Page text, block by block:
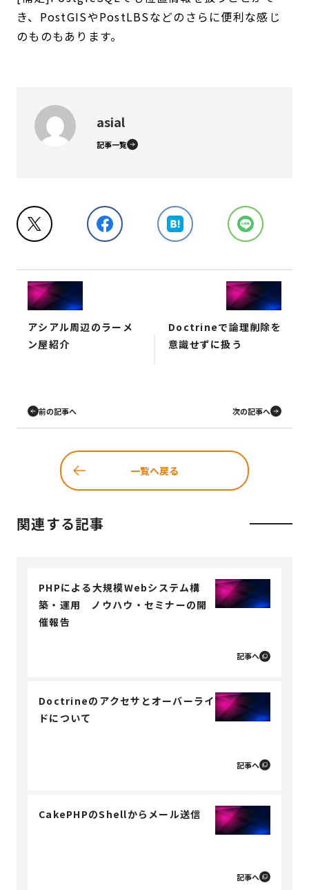
き、PostGISやPostLBSなどのさらに便利な感じ
のものもあります。
asial
記事一覧
アシアル周辺のラーメ
ン屋紹介
前の記事へ
Doctrineで論理削除を
意識せずに扱う
次の記事へ
一覧へ戻る
関連する記事
PHPによる大規模Webシステム構
築・運用 ノウハウ・セミナーの開
催報告
記事へ
Doctrineのアクセサとオーバーライ
ドについて
記事へ
CakePHPのShellからメール送信
記事へ